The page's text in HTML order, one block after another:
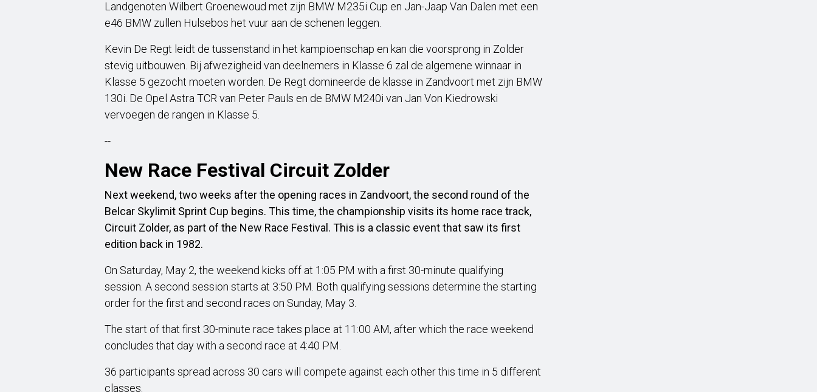
Landgenoten Wilbert Groenewoud met zijn BMW M235i Cup en Jan-Jaap Van Dalen met een
e46 BMW zullen Hulsebos het vuur aan de schenen leggen.
Kevin De Regt leidt de tussenstand in het kampioenschap en kan die voorsprong in Zolder
stevig uitbouwen. Bij afwezigheid van deelnemers in Klasse 6 zal de algemene winnaar in
Klasse 5 gezocht moeten worden. De Regt domineerde de klasse in Zandvoort met zijn BMW
130i. De Opel Astra TCR van Peter Pauls en de BMW M240i van Jan Von Kiedrowski
vervoegen de rangen in Klasse 5.
--
New Race Festival Circuit Zolder
Next weekend, two weeks after the opening races in Zandvoort, the second round of the
Belcar Skylimit Sprint Cup begins. This time, the championship visits its home race track,
Circuit Zolder, as part of the New Race Festival. This is a classic event that saw its first
edition back in 1982.
On Saturday, May 2, the weekend kicks off at 1:05 PM with a first 30-minute qualifying
session. A second session starts at 3:50 PM. Both qualifying sessions determine the starting
order for the first and second races on Sunday, May 3.
The start of that first 30-minute race takes place at 11:00 AM, after which the race weekend
concludes that day with a second race at 4:40 PM.
36 participants spread across 30 cars will compete against each other this time in 5 different
classes.